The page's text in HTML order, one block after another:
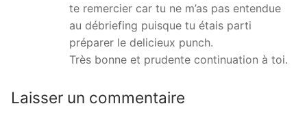
te remercier car tu ne m’as pas entendue
au débriefing puisque tu étais parti
préparer le delicieux punch.
Très bonne et prudente continuation à toi.
Laisser un commentaire